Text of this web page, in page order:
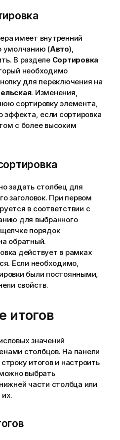
имеет внутренний
умолчанию (Авто),
В разделе Сортировка
необходимо
для переключения на
. Изменения,
сортировку элемента,
эффекта, если сортировка
с более высоким
задать столбец для
заголовок. При первом
в соответствии с
для выбранного
порядок
обратный.
действует в рамках
Если необходимо,
были постоянными,
свойств.
итогов
значений
столбцов. На панели
итогов и настроить
выбрать
части столбца или